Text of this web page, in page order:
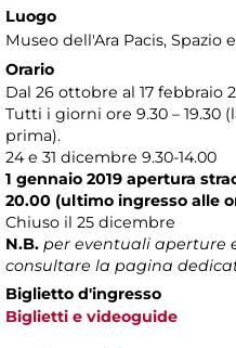
Luogo
Museo dell'Ara Pacis, Spazio
Orario
Dal 26 ottobre al 17 febbraio
Tutti i giorni ore 9.30 – 19.30
prima).
24 e 31 dicembre 9.30-14.00
1 gennaio 2019 apertura
20.00 (ultimo ingresso alle
Chiuso il 25 dicembre
N.B. per eventuali aperture
consultare la pagina
Biglietto d'ingresso
Biglietti e videoguide